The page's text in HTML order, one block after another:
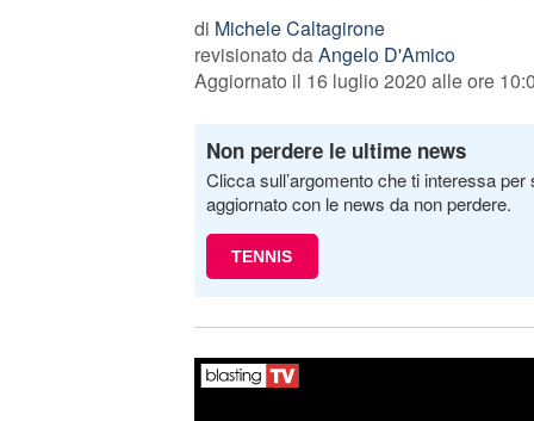
di Michele Caltagirone
revisionato daAngelo D'Amico
Aggiornato il 16 luglio 2020 alle ore
Non perdere le ultime news
Clicca sull’argomento che ti interessa
aggiornato con le news da non perdere.
TENNIS